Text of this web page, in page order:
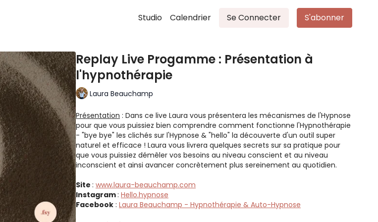
Studio Calendrier Se Connecter S'abonner
Replay Live Progamme : Présentation à
l'hypnothérapie
Laura Beauchamp
Présentation : Dans ce live Laura vous présentera les mécanismes de l'Hypnose
pour que vous puissiez bien comprendre comment fonctionne l'Hypnothérapie
- "bye bye" les clichés sur l'Hypnose & "hello" la découverte d'un outil super
naturel et efficace ! Laura vous livrera quelques secrets sur sa pratique pour
que vous puissiez démêler vos besoins au niveau conscient et au niveau
inconscient et ainsi avancer concrètement plus sereinement au quotidien.
Site : www.laura-beauchamp.com
Instagram: Hello.hypnose
Facebook : Laura Beauchamp - Hypnothérapie & Auto-Hypnose